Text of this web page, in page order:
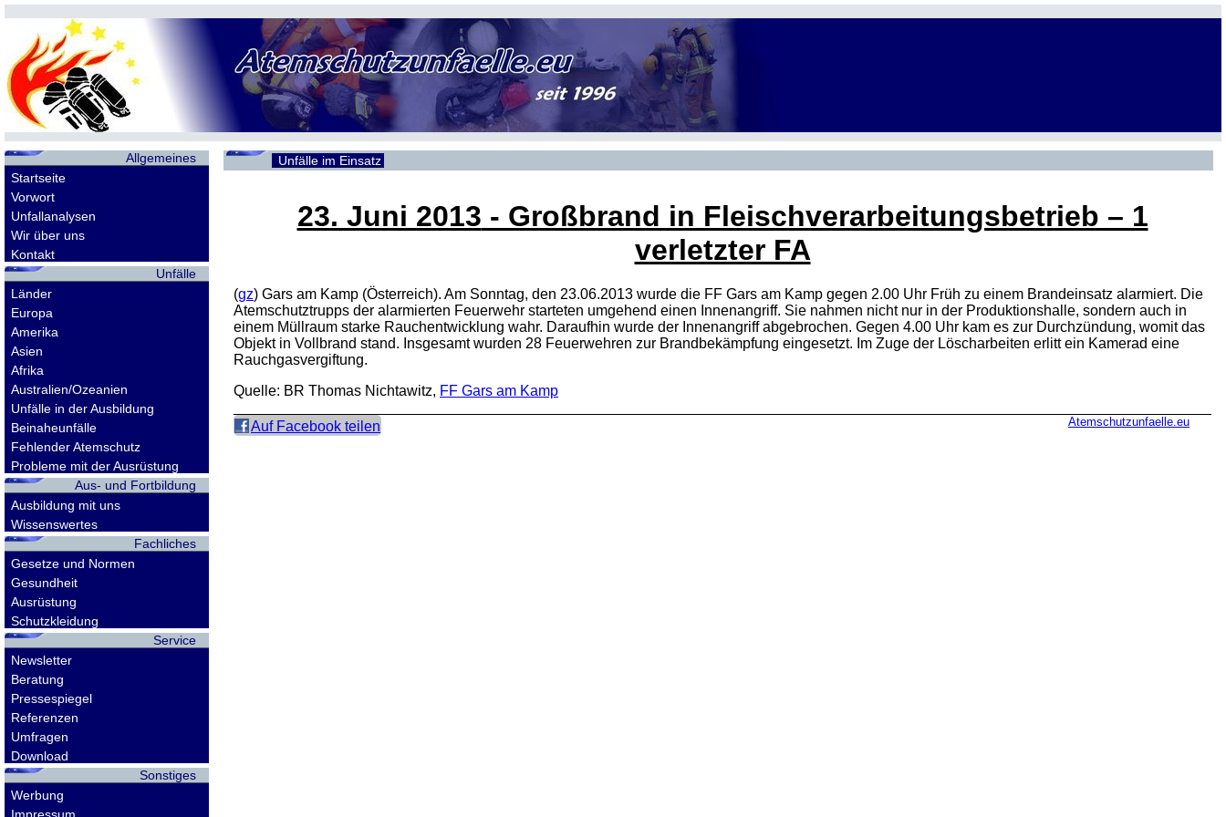
Allgemeines
Startseite
Vorwort
Unfallanalysen
Wir über uns
Kontakt
Unfälle
Länder
Europa
Amerika
Asien
Afrika
Australien/Ozeanien
Unfälle in der Ausbildung
Beinaheunfälle
Fehlender Atemschutz
Probleme mit der Ausrüstung
Aus- und Fortbildung
Ausbildung mit uns
Wissenswertes
Fachliches
Gesetze und Normen
Gesundheit
Ausrüstung
Schutzkleidung
Service
Newsletter
Beratung
Pressespiegel
Referenzen
Umfragen
Download
Sonstiges
Werbung
Unfälle im Einsatz
23. Juni 2013 - Großbrand in Fleischverarbeitungsbetrieb – 1
verletzter FA
(gz) Gars am Kamp (Österreich). Am Sonntag, den 23.06.2013 wurde die FF Gars am Kamp gegen 2.00 Uhr Früh zu einem Brandeinsatz alarmiert. Die
Atemschutztrupps der alarmierten Feuerwehr starteten umgehend einen Innenangriff. Sie nahmen nicht nur in der Produktionshalle, sondern auch in
einem Müllraum starke Rauchentwicklung wahr. Daraufhin wurde der Innenangriff abgebrochen. Gegen 4.00 Uhr kam es zur Durchzündung, womit das
Objekt in Vollbrand stand. Insgesamt wurden 28 Feuerwehren zur Brandbekämpfung eingesetzt. Im Zuge der Löscharbeiten erlitt ein Kamerad eine
Rauchgasvergiftung.
Quelle: BR Thomas Nichtawitz, FF Gars am Kamp
Auf Facebook teilen Atemschutzunfaelle.eu